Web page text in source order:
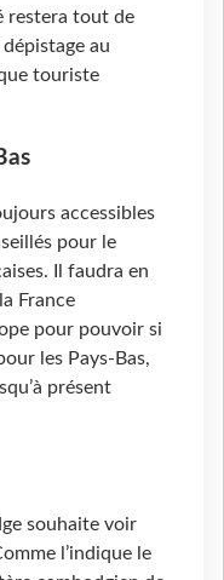
restera tout de
au
touriste
accessibles
pour le
Il faudra en
France
pour pouvoir si
les Pays-Bas,
présent
souhaite voir
l’indique le